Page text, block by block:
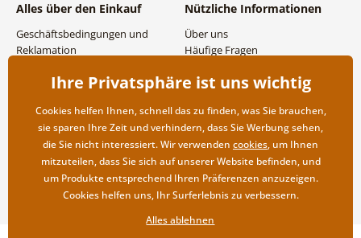
Alles über den Einkauf
Geschäftsbedingungen und
Reklamation
Versand- und
Rücksendung der Ware
Nützliche Informationen
Über uns
Häufige Fragen
Großhandel und
Ihre Privatsphäre ist uns wichtig
Cookies helfen Ihnen, schnell das zu finden, was Sie brauchen,
sie sparen Ihre Zeit und verhindern, dass Sie Werbung sehen,
die Sie nicht interessiert. Wir verwenden cookies, um Ihnen
mitzuteilen, dass Sie sich auf unserer Website befinden, und
um Produkte entsprechend Ihren Präferenzen anzuzeigen.
Cookies helfen uns, Ihr Surferlebnis zu verbessern.
Alles ablehnen